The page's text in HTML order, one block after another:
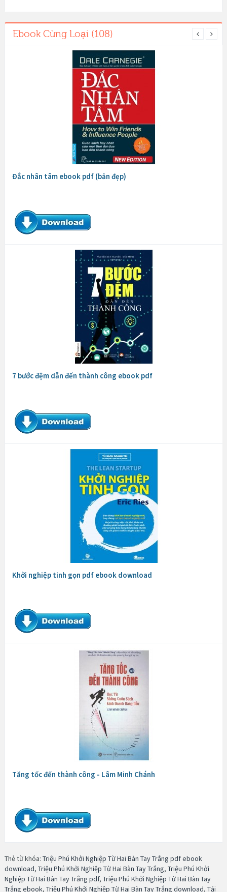
Ebook Cùng Loại (108)
Đắc nhân tâm ebook pdf (bản đẹp)
7 bước đệm dẫn đến thành công ebook pdf
Khởi nghiệp tinh gọn pdf ebook download
Tăng tốc đến thành công - Lâm Minh Chánh
Thẻ từ khóa: Triệu Phú Khởi Nghiệp Từ Hai Bàn Tay Trắng pdf ebook
download, Triệu Phú Khởi Nghiệp Từ Hai Bàn Tay Trắng, Triệu Phú Khởi
Nghiệp Từ Hai Bàn Tay Trắng pdf, Triệu Phú Khởi Nghiệp Từ Hai Bàn Tay
Trắng ebook, Triệu Phú Khởi Nghiệp Từ Hai Bàn Tay Trắng download, Tải